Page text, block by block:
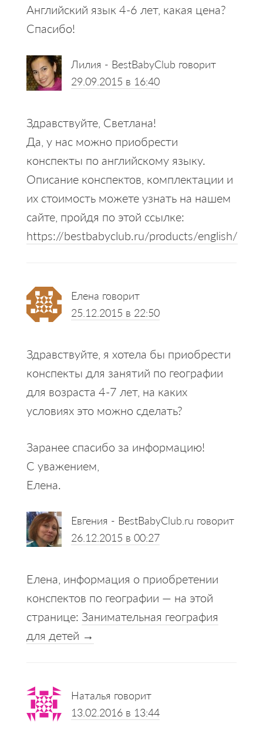
Английский язык 4-6 лет, какая цена?
Спасибо!
Лилия - BestBabyClub говорит
29.09.2015 в 16:40
Здравствуйте, Светлана!
Да, у нас можно приобрести
конспекты по английскому языку.
Описание конспектов, комплектации и
их стоимость можете узнать на нашем
сайте, пройдя по этой ссылке:
https://bestbabyclub.ru/products/english/
Елена говорит
25.12.2015 в 22:50
Здравствуйте, я хотела бы приобрести
конспекты для занятий по географии
для возраста 4-7 лет, на каких
условиях это можно сделать?
Заранее спасибо за информацию!
С уважением,
Елена.
Евгения - BestBabyClub.ru говорит
26.12.2015 в 00:27
Елена, информация о приобретении
конспектов по географии — на этой
странице: Занимательная география
для детей →
Наталья говорит
13.02.2016 в 13:44